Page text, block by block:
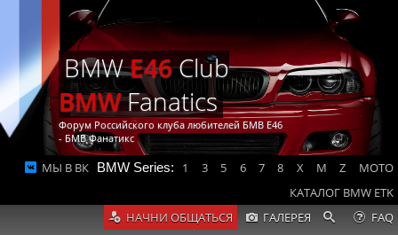
BMWE46Club
BMWFanatics
Форум Российского клуба любителей БМВ Е46
- БМВ Фанатикс
МЫ В ВК BMW Series: 1 3 5 6 7 8 X M Z
MOTO
КАТАЛОГ BMW ETK
НАЧНИ ОБЩАТЬСЯ
ГАЛЕРЕЯ
FAQ